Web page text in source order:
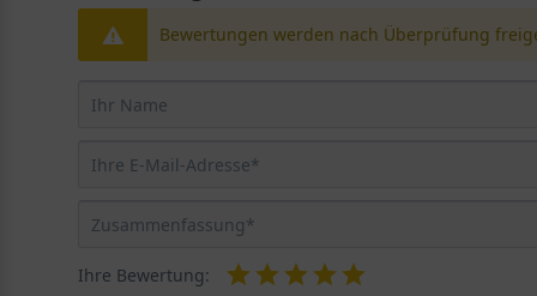
Bewertungen werden nach Überprüfung
Ihre Bewertung: